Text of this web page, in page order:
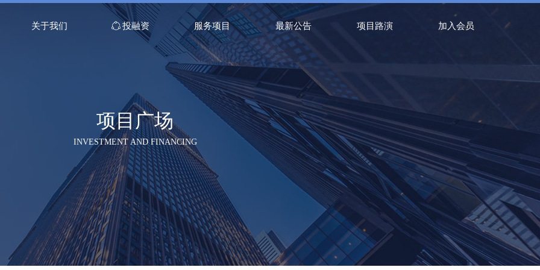
项目广场
INVESTMENT AND FINANCING
关于我们 ꁢ 投融资 服务项目 最新公告 项目路演 加入会员